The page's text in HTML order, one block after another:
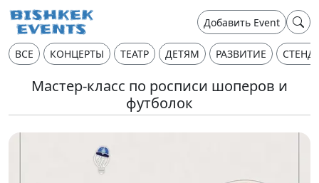
Добавить Event
ВСЕ КОНЦЕРТЫ ТЕАТР ДЕТЯМ РАЗВИТИЕ
Мастер-класс по росписи шоперов и
футболок